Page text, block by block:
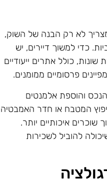
לא רק הבנה של השוק,
כדי למשוך דיירים, יש
כולל אתרים ייעודיים
פרסומיים ממומנים.
והוספת אלמנטים
המטבח או חדר האמבטיה
איכותיים יותר.
להוביל לשכירות